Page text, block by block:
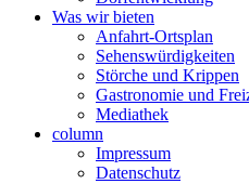
Was wir bieten
Anfahrt-Ortsplan
Sehenswürdigkeiten
Störche und Krippen
Gastronomie und
Mediathek
column
Impressum
Datenschutz